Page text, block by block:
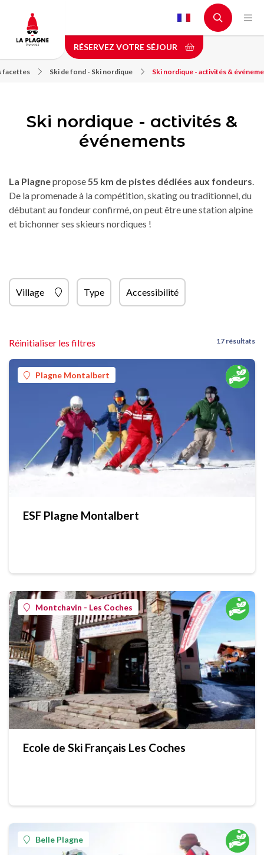
contenu
principal
RÉSERVEZ VOTRE SÉJOUR
facettes Ski de fond - Ski nordique Ski nordique - activités &
Ski nordique - activités &
événements
La Plagnepropose55 km de pistes dédiées aux fondeurs.
De la promenade à la compétition, skating ou traditionnel, du
débutant au fondeur confirmé, on peut être une station alpine
et bichonner ses skieurs nordiques !
Village Type Accessibilité
Réinitialiser les filtres 17 résultats
Plagne Montalbert
ESF Plagne Montalbert
Montchavin - Les Coches
Ecole de Ski Français Les Coches
Belle Plagne